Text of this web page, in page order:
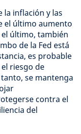
la inflación y las
el último aumento
último, también
de la Fed está
es probable
riesgo de
se mantenga
contra el
del